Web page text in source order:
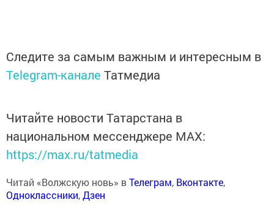
Следите за самым важным и интересным в
Telegram-канале Татмедиа
Читайте новости Татарстана в
национальном мессенджере MАХ:
https://max.ru/tatmedia
Читай «Волжскую новь» вТелеграм, Вконтакте,
Одноклассники,Дзен